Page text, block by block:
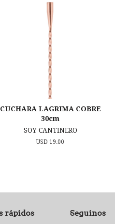
CUCHARA LAGRIMA COBRE
30cm
SOY CANTINERO
Precio
USD 19.00
rápidos Seguinos